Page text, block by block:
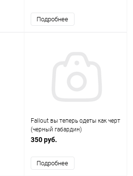
Подробнее
Fallout вы теперь одеты как черт
(черный габардин)
350 руб.
Подробнее